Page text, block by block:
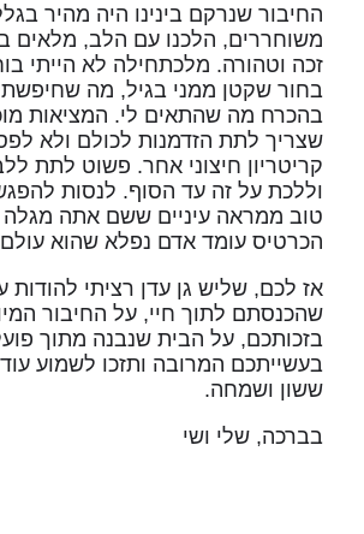
החיבור שנרקם בינינו היה מהיר
משוחררים, הלכנו עם הלב, מלאים
זכה וטהורה. מלכתחילה לא הייתי
בחור שקטן ממני בגיל, מה
בהכרח מה שהתאים לי. המציאות
שצריך לתת הזדמנות לכולם ולא
קריטריון חיצוני אחר. פשוט לתת
וללכת על זה עד הסוף. לנסות להפגש
טוב ממראה עיניים ששם אתה מגלה
הכרטיס עומד אדם נפלא שהוא עולם
אז לכם, שליש גן עדן רציתי להודות
שהכנסתם לתוך חיי, על החיבור
בזכותכם, על הבית שנבנה מתוך
בעשייתכם המרובה ותזכו לשמוע
ששון ושמחה.
בברכה, שלי ושי